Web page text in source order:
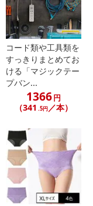
コード類や工具類を
すっきりまとめてお
ける「マジックテー
プバン...
1366円
（341 .5円／本）